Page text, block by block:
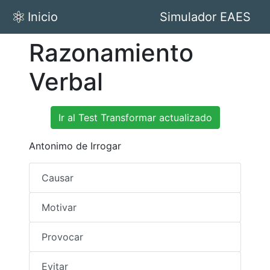
Inicio Simulador EAES
Razonamiento
Verbal
Ir al Test Transformar actualizado
Antonimo de Irrogar
Causar
Motivar
Provocar
Evitar